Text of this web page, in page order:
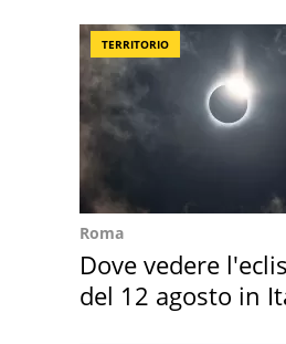
TERRITORIO
Roma
Dove vedere
del 12 agosto in